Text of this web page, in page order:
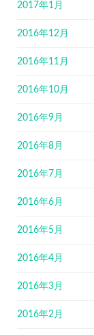
2017年1月
2016年12月
2016年11月
2016年10月
2016年9月
2016年8月
2016年7月
2016年6月
2016年5月
2016年4月
2016年3月
2016年2月